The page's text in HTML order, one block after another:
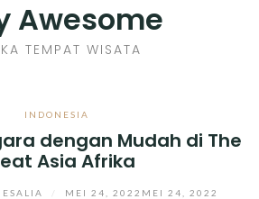
Awesome
TEMPAT WISATA
INDONESIA
dengan Mudah di The
Asia Afrika
MEI 24, 2022 MEI 24, 2022